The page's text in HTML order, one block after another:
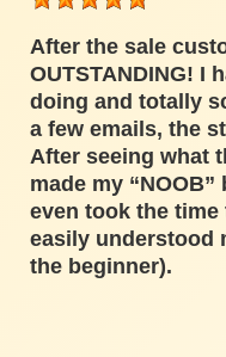
After the sale
OUTSTANDING! I
doing and totally
a few emails, the
After seeing what
made my
even took the
easily understood
the beginner).